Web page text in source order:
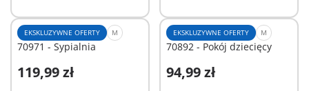
EKSKLUZYWNE OFERTY M
70971 - Sypialnia
119,99 zł
Dodaj do koszyka
EKSKLUZYWNE OFERTY M
70892 - Pokój dziecięcy
94,99 zł
Dodaj do koszyka